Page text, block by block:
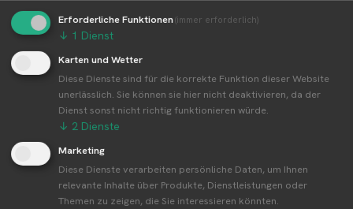
Auf der Profilseite des Betreibers findest du weitere
Informationen zum Betreiber und
👤︎ Profilseite
Weitere Standorte von Obstbau Michael
Görnitz
Erforderliche Funktionen(immer erforderlich)
↓ 1 Dienst
Karten und Wetter
Diese Dienste sind für die korrekte Funktion dieser Website
unerlässlich. Sie können sie hier nicht deaktivieren, da der
Dienst sonst nicht richtig funktionieren würde.
↓ 2 Dienste
Marketing
Diese Dienste verarbeiten persönliche Daten, um Ihnen
relevante Inhalte über Produkte, Dienstleistungen oder
Themen zu zeigen, die Sie interessieren könnten.